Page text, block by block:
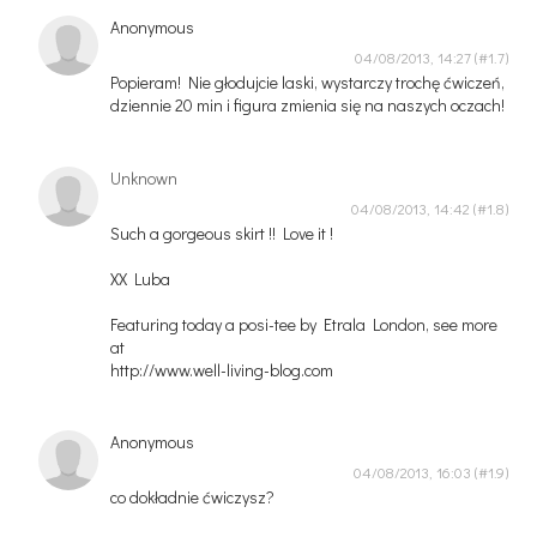
Anonymous
04/08/2013, 14:27
Popieram! Nie głodujcie laski, wystarczy trochę ćwiczeń,
dziennie 20 min i figura zmienia się na naszych oczach!
Unknown
04/08/2013, 14:42
Such a gorgeous skirt !! Love it !
XX Luba
Featuring today a posi-tee by Etrala London, see more
at
http://www.well-living-blog.com
Anonymous
04/08/2013, 16:03
co dokładnie ćwiczysz?